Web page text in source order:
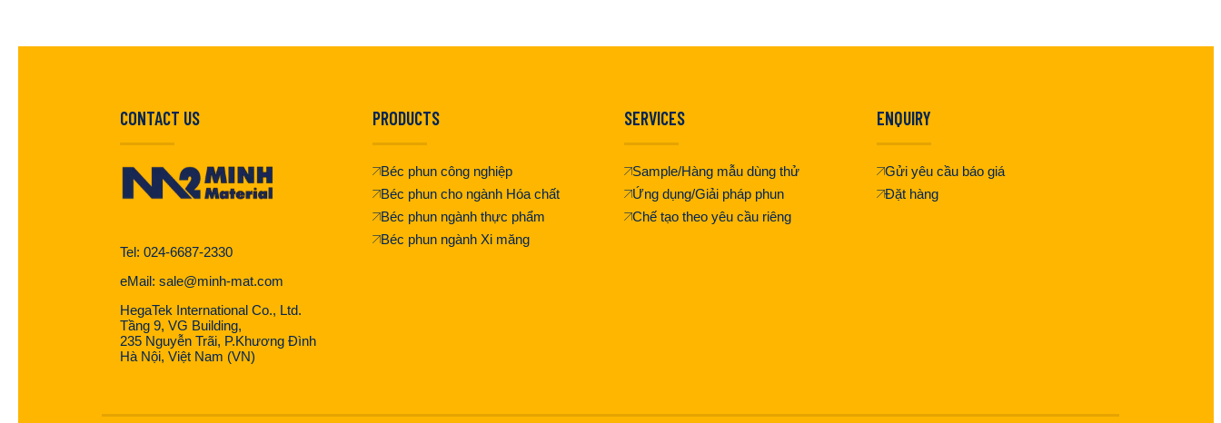
CONTACT US
Tel: 024-6687-2330
eMail: sale@minh-mat.com
HegaTek International Co., Ltd.
Tầng 9, VG Building,
235 Nguyễn Trãi, P.Khương Đình
Hà Nội, Việt Nam (VN)
PRODUCTS
Béc phun công nghiệp
Béc phun cho ngành Hóa chất
Béc phun ngành thực phẩm
Béc phun ngành Xi măng
SERVICES
Sample/Hàng mẫu dùng thử
Ứng dụng/Giải pháp phun
Chế tạo theo yêu cầu riêng
ENQUIRY
Gửi yêu cầu báo giá
Đặt hàng